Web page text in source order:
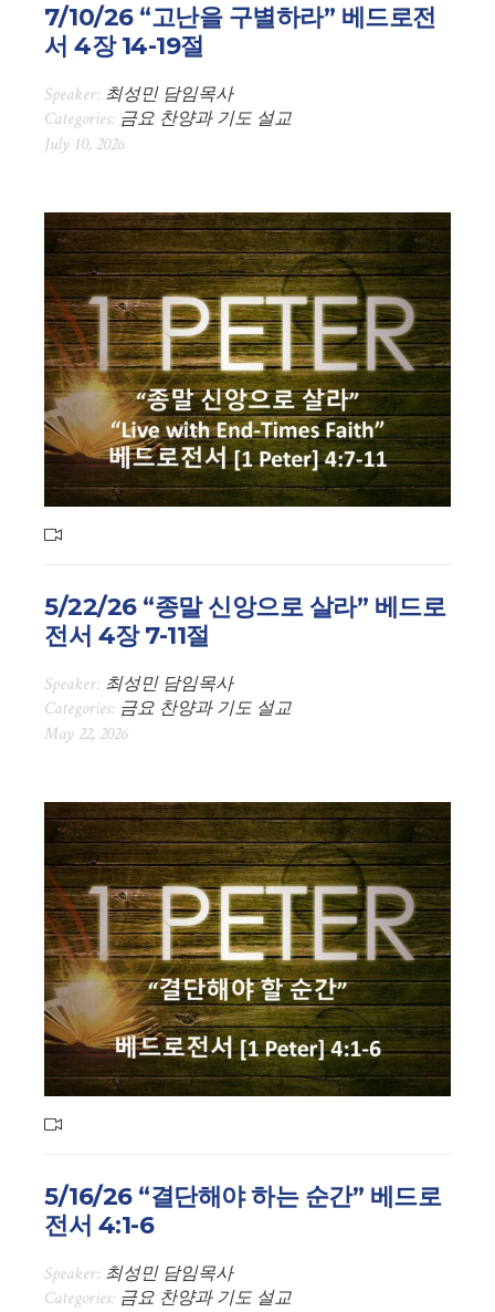
7/10/26 “고난을 구별하라” 베드로전
서 4장 14-19절
Speaker: 최성민 담임목사
Categories: 금요 찬양과 기도 설교
July 10, 2026
5/22/26 “종말 신앙으로 살라” 베드로
전서 4장 7-11절
Speaker: 최성민 담임목사
Categories: 금요 찬양과 기도 설교
May 22, 2026
5/16/26 “결단해야 하는 순간” 베드로
전서 4:1-6
Speaker: 최성민 담임목사
Categories: 금요 찬양과 기도 설교